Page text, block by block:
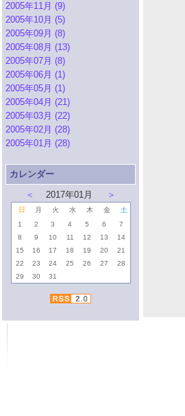
2005年11月 (9)
2005年10月 (5)
2005年09月 (8)
2005年08月 (13)
2005年07月 (8)
2005年06月 (1)
2005年05月 (1)
2005年04月 (21)
2005年03月 (22)
2005年02月 (28)
2005年01月 (28)
カレンダー
＜
2017年01月 ＞
日 月 火 水 木 金
土
1
2 3 4 5 6
7
8
9 10 11 12 13
14
15
16 17 18 19 20
21
22
23 24 25 26 27
28
29
30 31